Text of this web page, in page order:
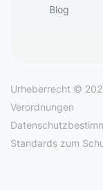
Blog
Urheberrecht ©
Verordnungen
Standards zum